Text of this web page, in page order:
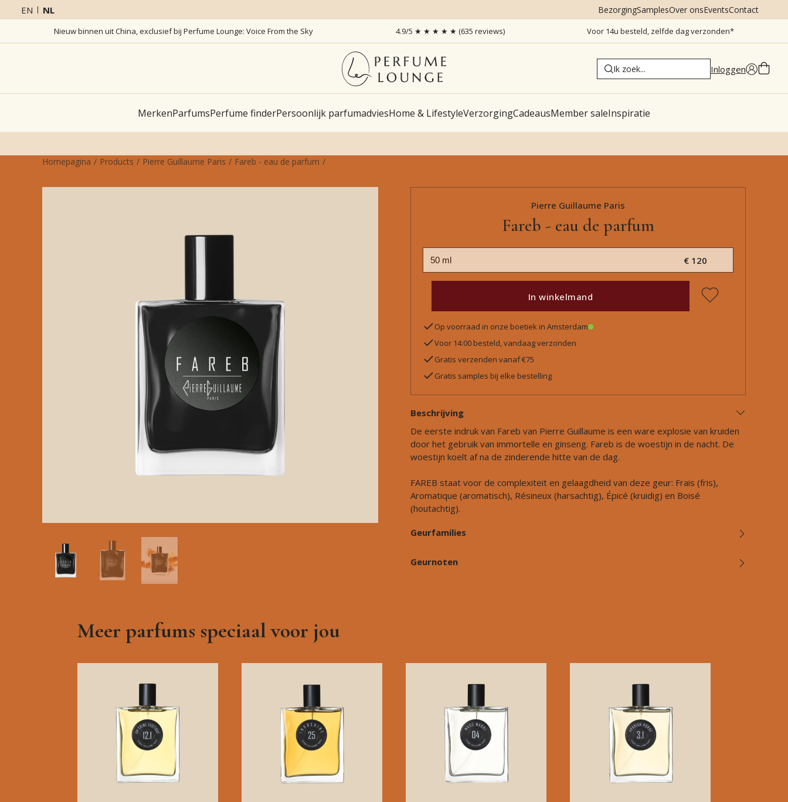
EN NL BezorgingSamplesOver onsEventsContact
Nieuw binnen uit China, exclusief bij Perfume Lounge: Voice From the Sky 4.9/5 ★ ★ ★ ★ ★ (635 reviews) Voor 14u besteld, zelfde dag verzonden*
Inloggen
MerkenParfumsPerfume finderPersoonlijk parfumadviesHome & LifestyleVerzorgingCadeausMember saleInspiratie
Homepagina Products Pierre Guillaume Paris Fareb - eau de parfum
Pierre Guillaume Paris
Fareb - eau de parfum
€ 120
In winkelmand
Op voorraad in onze boetiek in Amsterdam
Voor 14:00 besteld, vandaag verzonden
Gratis verzenden vanaf €75
Gratis samples bij elke bestelling
Beschrijving
De eerste indruk van Fareb van Pierre Guillaume is een ware explosie van kruiden
door het gebruik van immortelle en ginseng. Fareb is de woestijn in de nacht. De
woestijn koelt af na de zinderende hitte van de dag.
FAREB staat voor de complexiteit en gelaagdheid van deze geur: Frais (fris),
Aromatique (aromatisch), Résineux (harsachtig), Épicé (kruidig) en Boisé
(houtachtig).
Geurfamilies
Geurnoten
Meer parfums speciaal voor jou